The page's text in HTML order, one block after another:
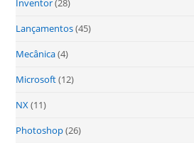
Lançamentos(45)
Mecânica(4)
Microsoft(12)
NX (11)
Photoshop(26)